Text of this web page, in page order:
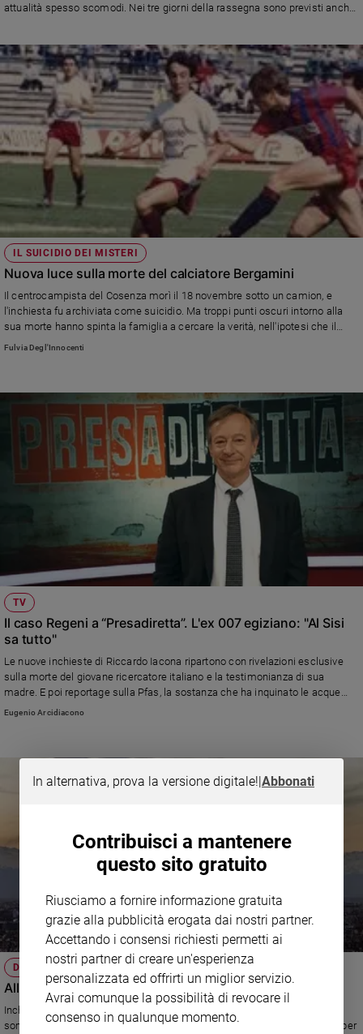
attualità spesso scomodi. Nei tre giorni della rassegna sono previsti anche
IL SUICIDIO DEI MISTERI
Nuova luce sulla morte del calciatore Bergamini
Il centrocampista del Cosenza morì il 18 novembre sotto un camion, e
l'inchiesta fu archiviata come suicidio. Ma troppi punti oscuri intorno alla
sua morte hanno spinta la famiglia a cercare la verità, nell'ipotesi che il
giovane sia stato assassinato. Ora il corpo, dopo 27 anni, sarà riesumato
Fulvia Degl'Innocenti
TV
Il caso Regeni a “Presadiretta”. L'ex 007 egiziano: "Al Sisi
sa tutto"
Le nuove inchieste di Riccardo Iacona ripartono con rivelazioni esclusive
sulla morte del giovane ricercatore italiano e la testimonianza di sua
madre. E poi reportage sulla Pfas, la sostanza che ha inquinato le acque
potabili in Veneto e sull'imprenditrice sarda Daniela Ducato
Eugenio Arcidiacono
DIECI ANNI DOPO
Alla fine Torino è rimasta sul podio
Inchiesta: la città 10 anni dopo le Olimpiadi invernali. Bilancio tutto
sommato positivo. Turismo in crescita. Addio grigiore. Qualche rimorso per
In alternativa, prova la versione digitale!|Abbonati
Contribuisci a mantenere
questo sito gratuito
Riusciamo a fornire informazione gratuita
grazie alla pubblicità erogata dai nostri partner.
Accettando i consensi richiesti permetti ai
nostri partner di creare un'esperienza
personalizzata ed offrirti un miglior servizio.
Avrai comunque la possibilità di revocare il
consenso in qualunque momento.